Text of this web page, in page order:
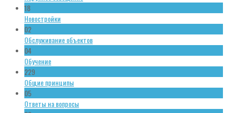
18
Новостройки
02
Обслуживание объектов
04
Обучение
229
Общие принципы
05
Ответы на вопросы